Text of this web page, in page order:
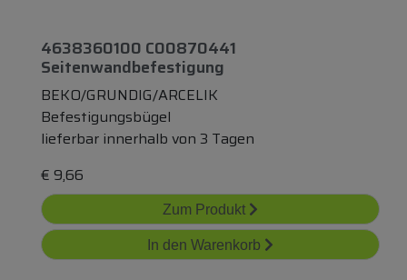
4638360100 C00870441
Seitenwandbefestigung
BEKO/GRUNDIG/ARCELIK
Befestigungsbügel
lieferbar innerhalb von 3 Tagen
€ 9,66
Zum Produkt
In den Warenkorb